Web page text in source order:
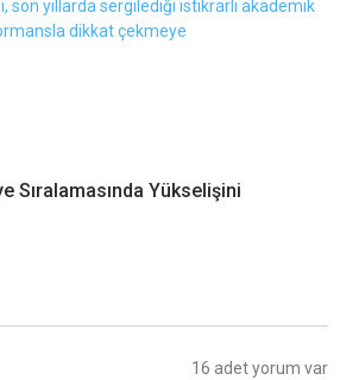
Sıralamasında Yükselişini
16 adet yorum var